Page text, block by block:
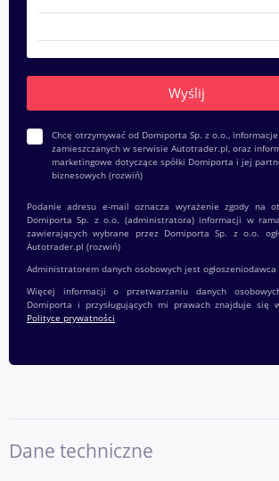
Chcę otrzymywać od Domiporta Sp. z o.o.,
zamieszczanych w serwisie Autotrader.pl, oraz
marketingowe dotyczące spółki Domiporta i jej
biznesowych (rozwiń)
Podanie adresu e-mail oznacza wyrażenie zgody na
Domiporta Sp. z o.o. (administratora) informacji w
zawierających wybrane przez Domiporta Sp. z o.o.
Autotrader.pl (rozwiń)
Administratorem danych osobowych jest ogłoszeniodawca
Więcej informacji o przetwarzaniu danych
Domiporta i przysługujących mi prawach znajduje się
Polityce prywatności
Dane techniczne